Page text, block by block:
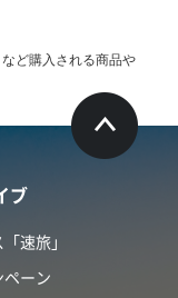
ど購入される商品や
ブ
速旅」
ーン